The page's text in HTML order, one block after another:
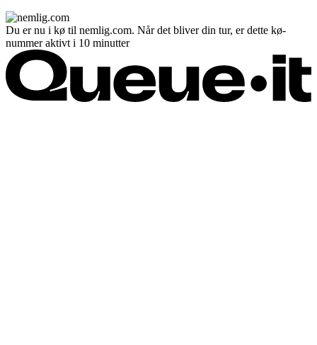
Du er nu i kø til nemlig.com. Når det bliver din tur, er dette kø-
nummer aktivt i 10 minutter